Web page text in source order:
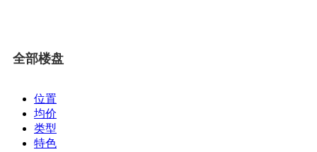
全部楼盘
位置
均价
类型
特色